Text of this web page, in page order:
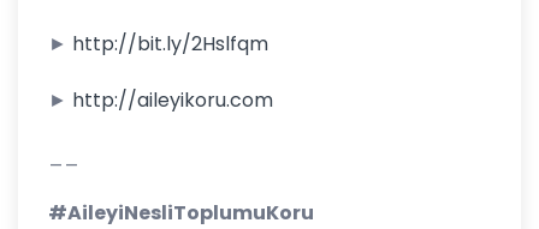
► http://bit.ly/2Hslfqm
► http://aileyikoru.com
#AileyiNesliToplumuKoru